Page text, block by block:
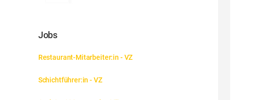
Jobs
Restaurant-Mitarbeiter:in - VZ
Schichtführer:in - VZ